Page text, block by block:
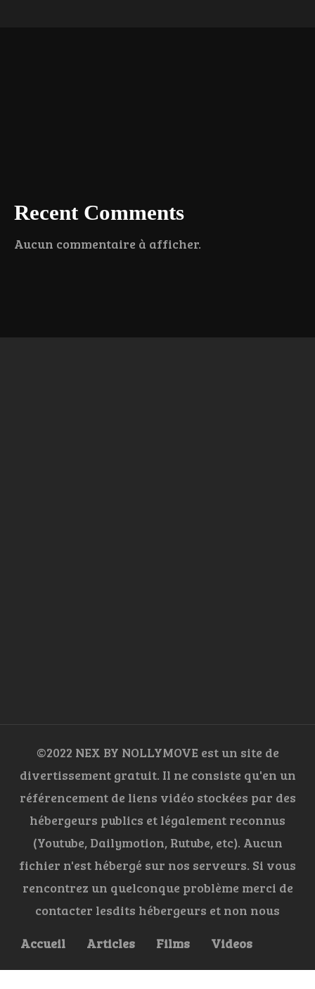
Recent Comments
Aucun commentaire à afficher.
©2022 NEX BY NOLLYMOVE est un site de
divertissement gratuit. Il ne consiste qu'en un
référencement de liens vidéo stockées par des
hébergeurs publics et légalement reconnus
(Youtube, Dailymotion, Rutube, etc). Aucun
fichier n'est hébergé sur nos serveurs. Si vous
rencontrez un quelconque problème merci de
contacter lesdits hébergeurs et non nous
Accueil
Articles Films Videos